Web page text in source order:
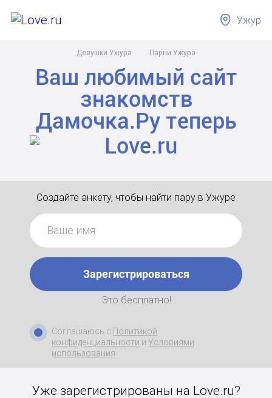
Девушки Ужура Парни Ужура
Ужур
Ваш любимый сайт
знакомств
Дамочка.Рутеперь
Создайте анкету, чтобы найти пару в Ужуре
Зарегистрироваться
Это бесплатно!
Соглашаюсь с Политикой
конфиденциальности и Условиями
использования
Уже зарегистрированы на Love.ru?